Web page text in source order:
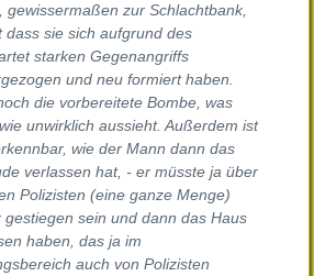
gewissermaßen zur Schlachtbank,
dass sie sich aufgrund des
starken Gegenangriffs
und neu formiert haben.
die vorbereitete Bombe, was
unwirklich aussieht. Außerdem ist
wie der Mann dann das
verlassen hat, - er müsste ja über
Polizisten (eine ganze Menge)
gestiegen sein und dann das Haus
haben, das ja im
auch von Polizisten